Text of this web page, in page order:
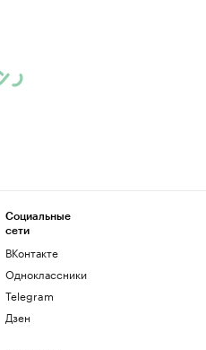
Социальные
сети
ВКонтакте
Одноклассники
Telegram
Дзен